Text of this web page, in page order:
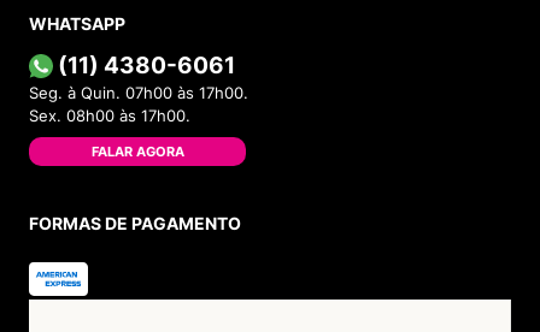
WHATSAPP
(11) 4380-6061
Seg. à Quin. 07h00 às 17h00.
Sex. 08h00 às 17h00.
FALAR AGORA
FORMAS DE PAGAMENTO